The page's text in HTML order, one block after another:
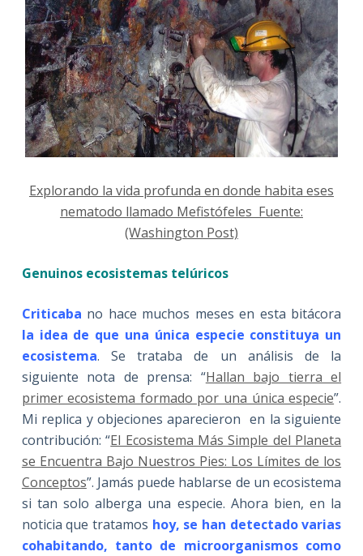
Explorando la vida profunda en donde habita eses
nematodo llamado Mefistófeles Fuente:
(Washington Post)
Genuinos ecosistemas telúricos
Criticaba no hace muchos meses en esta bitácora
la idea de que una única especie constituya un
ecosistema. Se trataba de un análisis de la
siguiente nota de prensa: “Hallan bajo tierra el
primer ecosistema formado por una única especie”.
Mi replica y objeciones aparecieron en la siguiente
contribución: “El Ecosistema Más Simple del Planeta
se Encuentra Bajo Nuestros Pies: Los Límites de los
Conceptos”. Jamás puede hablarse de un ecosistema
si tan solo alberga una especie. Ahora bien, en la
noticia que tratamos hoy, se han detectado varias
cohabitando, tanto de microorganismos como